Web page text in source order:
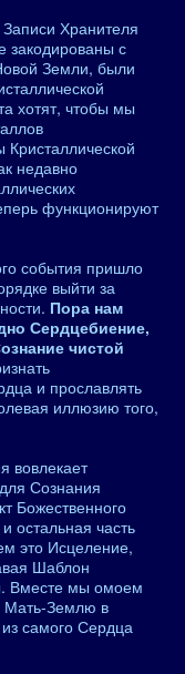
Хранителя
закодированы с
Земли, были
хотят, чтобы мы
недавно
функционируют
события пришло
выйти за
Пора нам
Сердцебиение,
чистой
и прославлять
иллюзию того,
вовлекает
Сознания
Божественного
остальная часть
это Исцеление,
Шаблон
Вместе мы омоем
Мать-Землю в
самого Сердца